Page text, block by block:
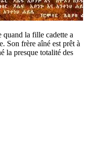
quand la fille cadette a
Son frère aîné est prêt à
la presque totalité des